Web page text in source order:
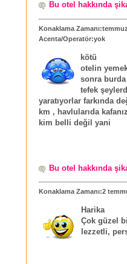
Bu otel hakkında
Konaklama Zamanı:temmuz
Acenta/Operatör:yok
kötü
otelin
sonra burda
tefek
yaratıyorlar farkında
km , havlularıda
kim belli değil yani
Bu otel hakkında
Konaklama Zamanı:2
Harika
Çok güzel
lezzetli,